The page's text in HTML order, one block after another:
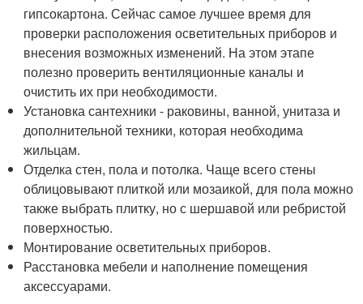
гипсокартона. Сейчас самое лучшее время для
проверки расположения осветительных приборов и
внесения возможных изменений. На этом этапе
полезно проверить вентиляционные каналы и
очистить их при необходимости.
Установка сантехники - раковины, ванной, унитаза и
дополнительной техники, которая необходима
жильцам.
Отделка стен, пола и потолка. Чаще всего стены
облицовывают плиткой или мозаикой, для пола можно
также выбрать плитку, но с шершавой или ребристой
поверхностью.
Монтирование осветительных приборов.
Расстановка мебели и наполнение помещения
аксессуарами.